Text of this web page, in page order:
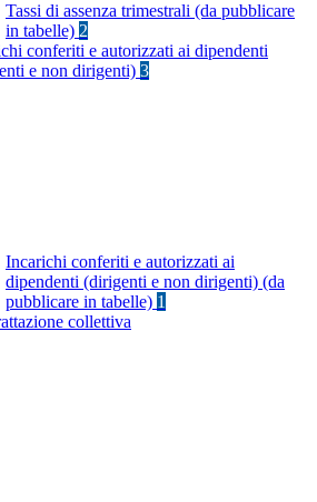
Tassi di assenza trimestrali (da pubblicare
in tabelle) 2
conferiti e autorizzati ai dipendenti
e non dirigenti) 3
Incarichi conferiti e autorizzati ai
dipendenti (dirigenti e non dirigenti) (da
pubblicare in tabelle) 1
collettiva